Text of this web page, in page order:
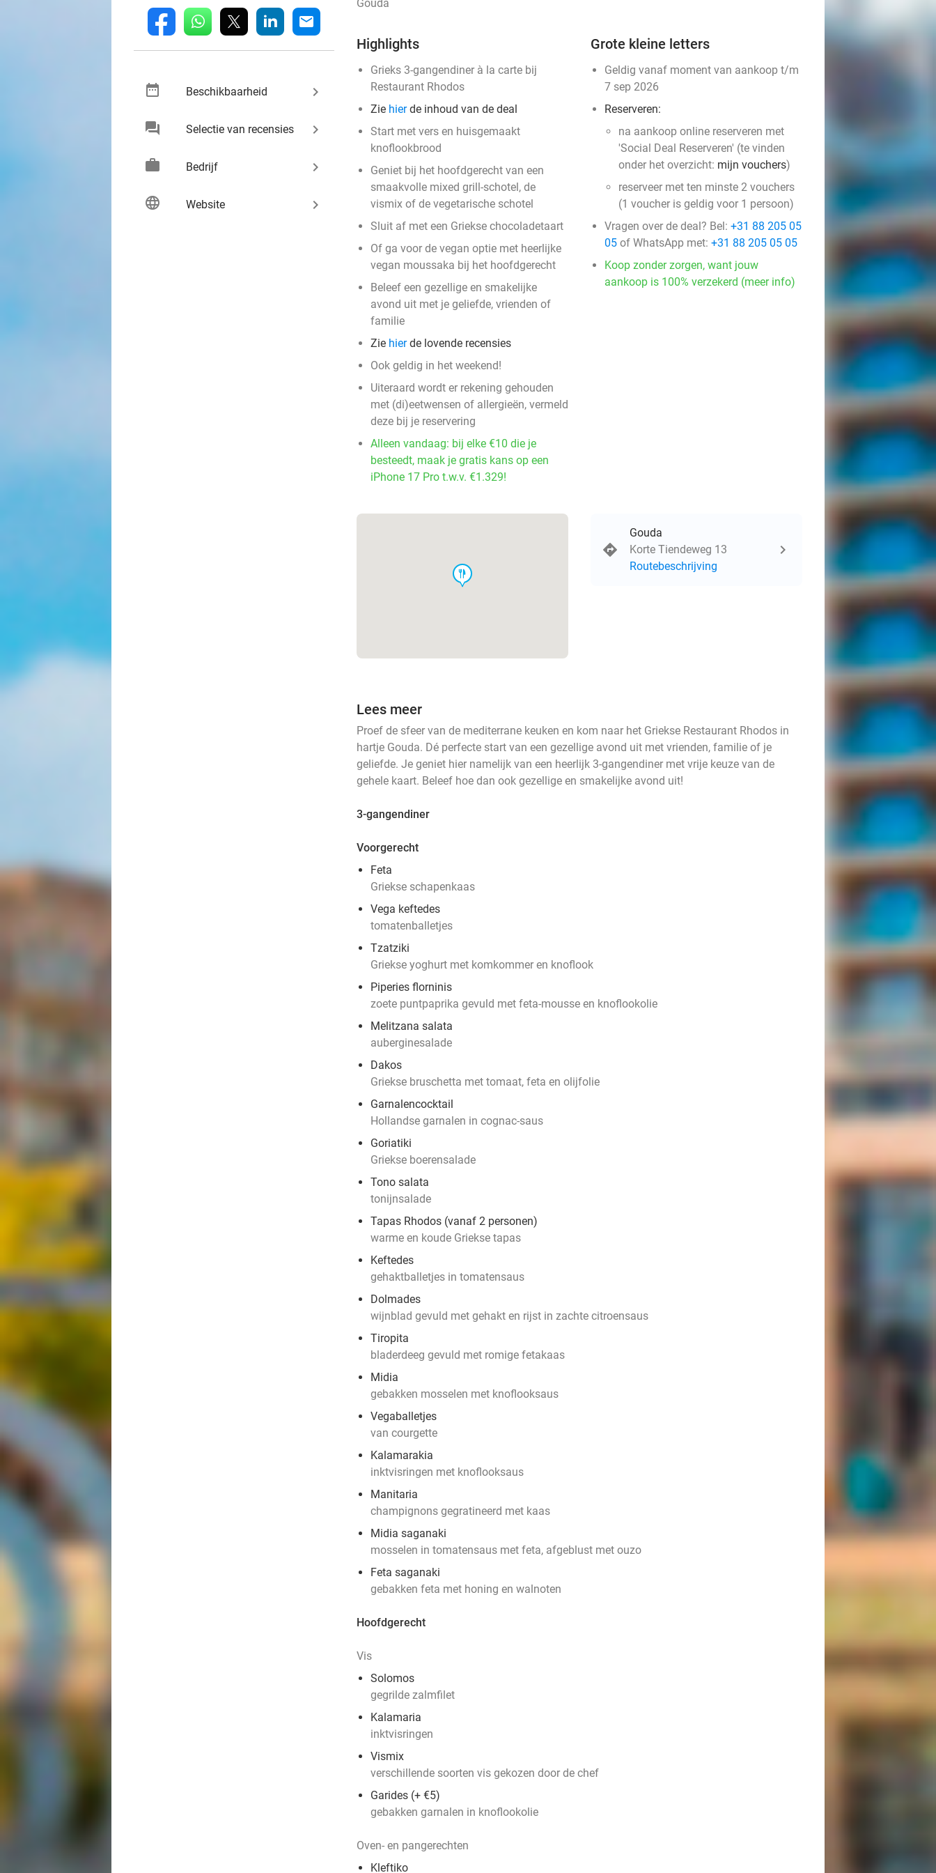
fb whatsapp linkedin mail
date_range Beschikbaarheid keyboard_arrow_right
chat Selectie van recensies keyboard_arrow_right
work Bedrijf keyboard_arrow_right
language Website keyboard_arrow_right
Gouda
Highlights
Grieks 3-gangendiner à la carte bij
Restaurant Rhodos
Zie hierde inhoud van de deal
Start met vers en huisgemaakt
knoflookbrood
Geniet bij het hoofdgerecht van een
smaakvolle mixed grill-schotel, de
vismix of de vegetarische schotel
Sluit af met een Griekse chocoladetaart
Of ga voor de vegan optie met heerlijke
vegan moussaka bij het hoofdgerecht
Beleef een gezellige en smakelijke
avond uit met je geliefde, vrienden of
familie
Zie hierde lovende recensies
Ook geldig in het weekend!
Uiteraard wordt er rekening gehouden
met (di)eetwensen of allergieën, vermeld
deze bij je reservering
Alleen vandaag: bij elke €10 die je
besteedt, maak je gratis kans op een
iPhone 17 Pro t.w.v. €1.329!
Grote kleine letters
Geldig vanaf moment van aankoop t/m
7 sep 2026
Reserveren:
na aankoop online reserveren met
'Social Deal Reserveren' (te vinden
onder het overzicht: mijn vouchers)
reserveer met ten minste 2 vouchers
(1 voucher is geldig voor 1 persoon)
Vragen over de deal? Bel: +31 88 205 05
05 of WhatsApp met: +31 88 205 05 05
Koop zonder zorgen, want jouw
aankoop is 100% verzekerd (meer info)
food
Gouda
Korte Tiendeweg 13
Routebeschrijving
Lees meer
Proef de sfeer van de mediterrane keuken en kom naar het Griekse Restaurant Rhodos in
hartje Gouda. Dé perfecte start van een gezellige avond uit met vrienden, familie of je
geliefde. Je geniet hier namelijk van een heerlijk 3-gangendiner met vrije keuze van de
gehele kaart. Beleef hoe dan ook gezellige en smakelijke avond uit!
3-gangendiner
Voorgerecht
Feta
Griekse schapenkaas
Vega keftedes
tomatenballetjes
Tzatziki
Griekse yoghurt met komkommer en knoflook
Piperies florninis
zoete puntpaprika gevuld met feta-mousse en knoflookolie
Melitzana salata
auberginesalade
Dakos
Griekse bruschetta met tomaat, feta en olijfolie
Garnalencocktail
Hollandse garnalen in cognac-saus
Goriatiki
Griekse boerensalade
Tono salata
tonijnsalade
Tapas Rhodos (vanaf 2 personen)
warme en koude Griekse tapas
Keftedes
gehaktballetjes in tomatensaus
Dolmades
wijnblad gevuld met gehakt en rijst in zachte citroensaus
Tiropita
bladerdeeg gevuld met romige fetakaas
Midia
gebakken mosselen met knoflooksaus
Vegaballetjes
van courgette
Kalamarakia
inktvisringen met knoflooksaus
Manitaria
champignons gegratineerd met kaas
Midia saganaki
mosselen in tomatensaus met feta, afgeblust met ouzo
Feta saganaki
gebakken feta met honing en walnoten
Hoofdgerecht
Vis
Solomos
gegrilde zalmfilet
Kalamaria
inktvisringen
Vismix
verschillende soorten vis gekozen door de chef
Garides (+ €5)
gebakken garnalen in knoflookolie
Oven- en pangerechten
Kleftiko